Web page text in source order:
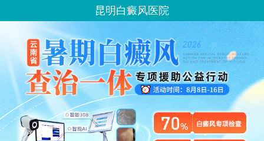
昆明白癜风医院